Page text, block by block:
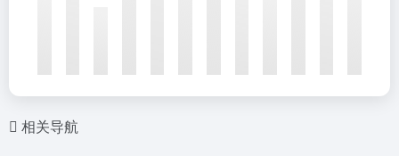
相关导航